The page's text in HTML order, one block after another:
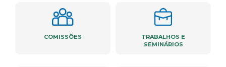
COMISSÕES
TRABALHOS E
SEMINÁRIOS